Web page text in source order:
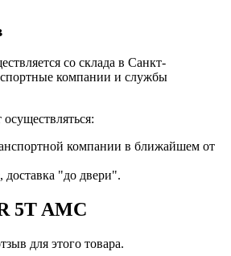
со склада в Санкт-
компании и службы
компании в ближайшем от
доставка "до двери".
5T AMC
для этого товара.